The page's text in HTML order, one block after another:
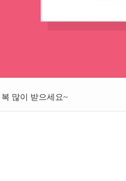
많이 받으세요~